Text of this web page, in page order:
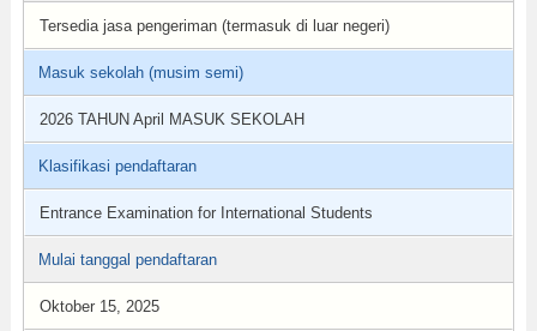
Tersedia jasa pengeriman (termasuk di luar negeri)
Masuk sekolah (musim semi)
2026 TAHUN April MASUK SEKOLAH
Klasifikasi pendaftaran
Entrance Examination for International Students
Mulai tanggal pendaftaran
Oktober 15, 2025